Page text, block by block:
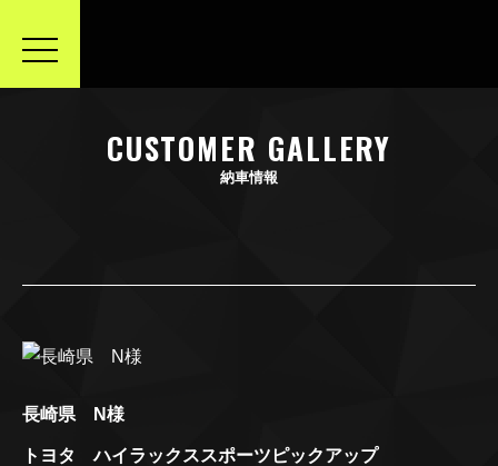
toggle
CUSTOMER GALLERY
納車情報
長崎県 N様
トヨタ ハイラックススポーツピックアップ